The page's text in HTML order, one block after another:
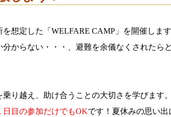
想定した「WELFARE CAMP」を開催します
からない・・・、避難を余儀なくされたら
り越え、助け合うことの大切さを学びます。
日目の参加だけでもOKです！夏休みの思い